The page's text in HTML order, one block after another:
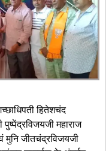
हितेशचंद
पुष्पेंद्रविजयजी महाराज
मुनि जीतचंद्रविजयजी